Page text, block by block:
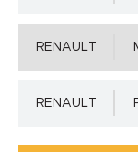
RENAULT
RENAULT